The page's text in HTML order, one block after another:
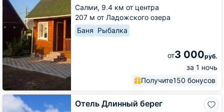
Салми, 9.4 км от центра
207 м от Ладожского озера
Баня Рыбалка
от3 000руб.
за 1 ночь
Получите150 бонусов
Отель Длинный берег
Отель
Длинный